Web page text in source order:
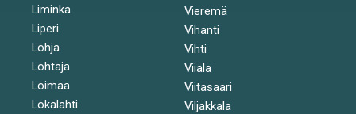
Liminka
Liperi
Lohja
Lohtaja
Loimaa
Lokalahti
Vieremä
Vihanti
Vihti
Viiala
Viitasaari
Viljakkala